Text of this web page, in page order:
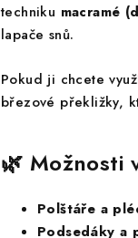
techniku macramé
lapače snů.
Pokud ji chcete
březové překližky,
🌿 Možnosti
Polštáře a
Podsedáky a